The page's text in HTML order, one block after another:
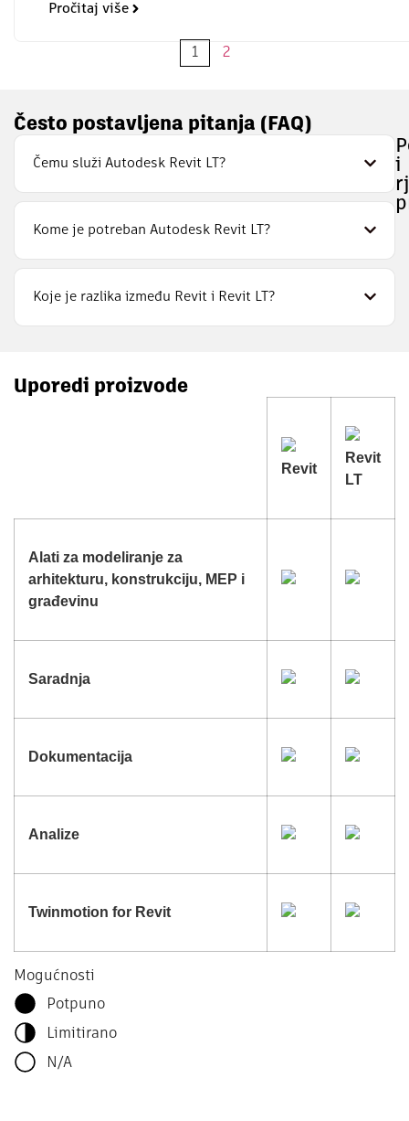
Pročitaj više
1 2
Često postavljena pitanja (FAQ)
Čemu služi Autodesk Revit LT?
Kome je potreban Autodesk Revit LT?
Koje je razlika između Revit i Revit LT?
i
Uporedi proizvode
Revit
Revit
LT
Alati za modeliranje za
arhitekturu, konstrukciju, MEP i
građevinu
Saradnja
Dokumentacija
Analize
Twinmotion for Revit
Mogućnosti
Potpuno
Limitirano
N/A